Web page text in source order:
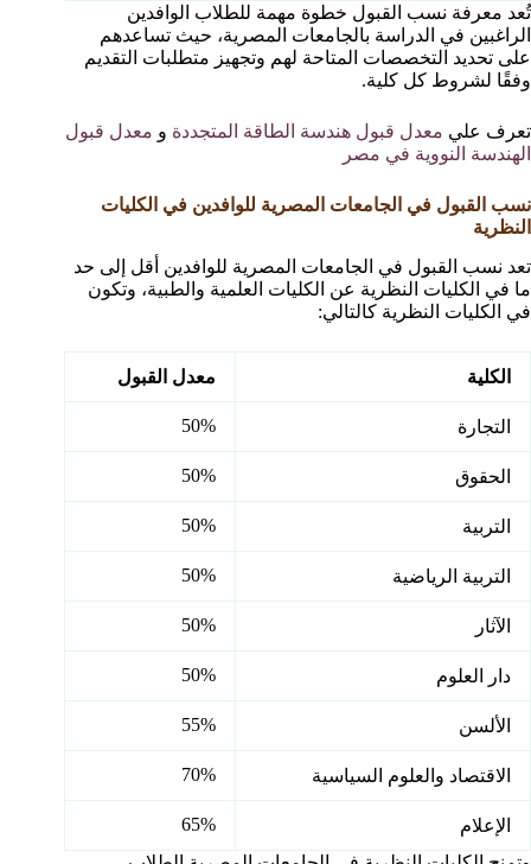
تُعد معرفة نسب القبول خطوة مهمة للطلاب الوافدين
الراغبين في الدراسة بالجامعات المصرية، حيث تساعدهم
على تحديد التخصصات المتاحة لهم وتجهيز متطلبات التقديم
وفقًا لشروط كل كلية.
تعرف علي معدل قبول هندسة الطاقة المتجددة و معدل قبول
الهندسة النووية في مصر
نسب القبول في الجامعات المصرية للوافدين في الكليات
النظرية
تعد نسب القبول في الجامعات المصرية للوافدين أقل إلى حد
ما في الكليات النظرية عن الكليات العلمية والطبية، وتكون
في الكليات النظرية كالتالي:
الكلية معدل القبول
التجارة 50%
الحقوق 50%
التربية 50%
التربية الرياضية 50%
الآثار 50%
دار العلوم 50%
الألسن 55%
الاقتصاد والعلوم السياسية 70%
الإعلام
65%